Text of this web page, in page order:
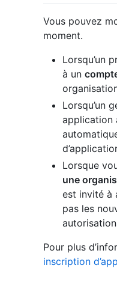
Vous pouvez
moment.
Lorsqu’un
à un
Lorsqu’un
application
Lorsque
une
est invité à
pas les
Pour plus
inscription